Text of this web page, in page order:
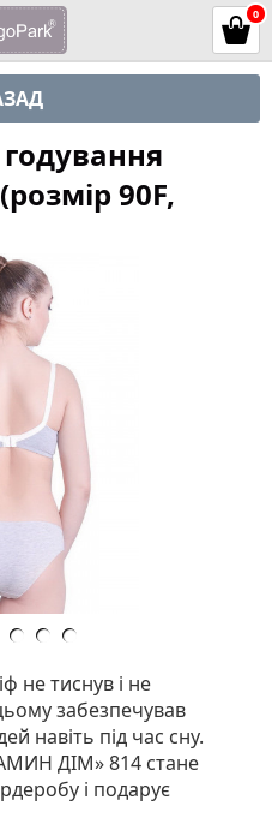
0
90F,
не тиснув і не
забезпечував
навіть під час сну.
ДІМ» 814 стане
і подарує